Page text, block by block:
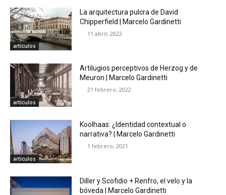
artículos
La arquitectura pulcra de David
Chipperfield | Marcelo Gardinetti
11 abril, 2022
artículos
Artilugios perceptivos de Herzog y de
Meuron | Marcelo Gardinetti
21 febrero, 2022
artículos
Koolhaas: ¿Identidad contextual o
narrativa? | Marcelo Gardinetti
1 febrero, 2021
Diller y Scofidio + Renfro, el velo y la
bóveda | Marcelo Gardinetti